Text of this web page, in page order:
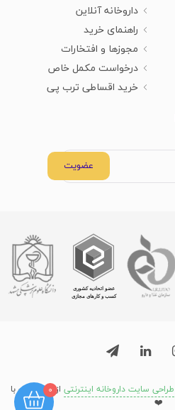
0
داروخانه آنلاین
راهنمای خرید
مجوزها و افتخارات
درخواست مکمل خاص
خرید اقساطی ترب پی
عضویت
طراحی سایت داروخانه اینترنتی از میرسافت با
❤️